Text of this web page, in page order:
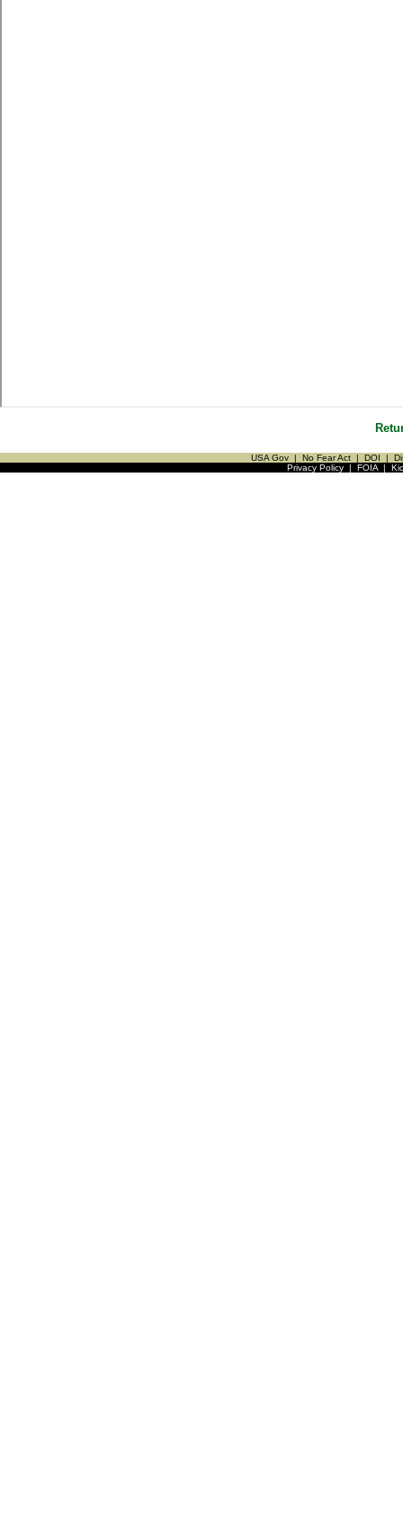
USA Gov | No Fear Act | DOI |
Privacy Policy| FOIA|